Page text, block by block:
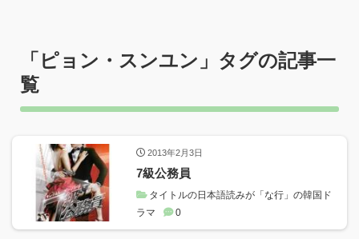
「ピョン・スンユン 」タグの記事一
覧
2013年2月3日
7級公務員
タイトルの日本語読みが「な行」の韓国ド
ラマ
0